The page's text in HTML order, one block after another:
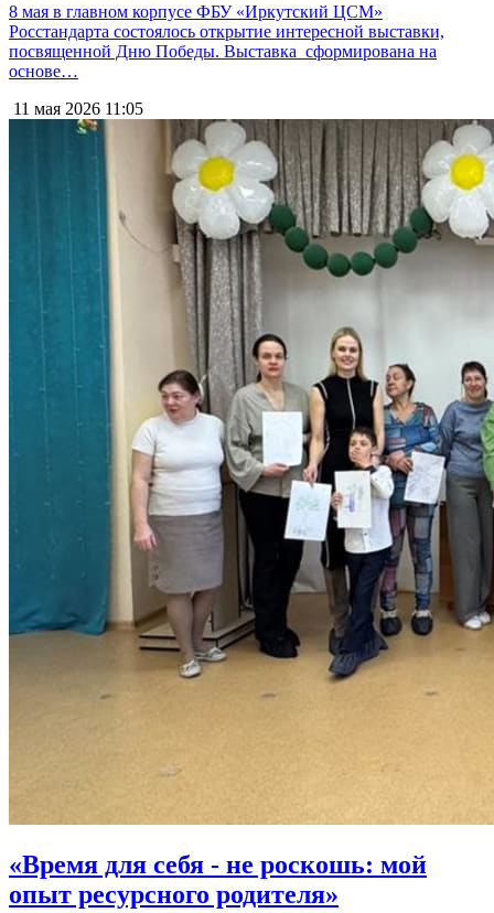
8 мая в главном корпусе ФБУ «Иркутский ЦСМ»
Росстандарта состоялось открытие интересной выставки,
посвященной Дню Победы. Выставка сформирована на
основе…
11 мая 2026 11:05
«Время для себя - не роскошь: мой
опыт ресурсного родителя»